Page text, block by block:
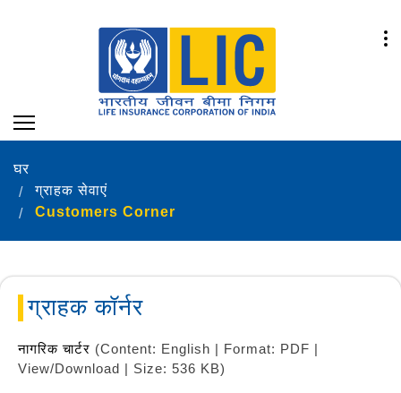
घर
ग्राहक सेवाएं
Customers Corner
ग्राहक कॉर्नर
नागरिक चार्टर (Content: English | Format: PDF |
View/Download | Size: 536 KB)